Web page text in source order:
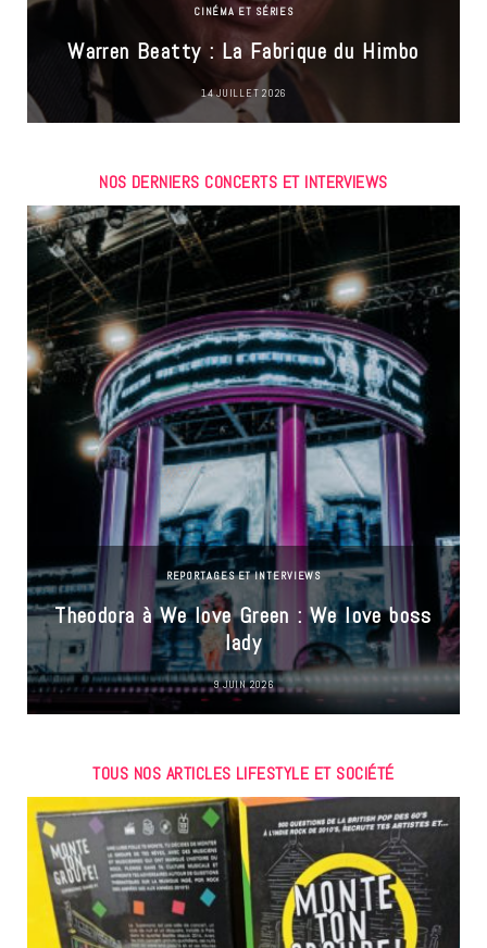
CINÉMA ET SÉRIES
Warren Beatty : La Fabrique du Himbo
14 JUILLET 2026
NOS DERNIERS CONCERTS ET INTERVIEWS
REPORTAGES ET INTERVIEWS
Theodora à We love Green : We love boss
lady
9 JUIN 2026
TOUS NOS ARTICLES LIFESTYLE ET SOCIÉTÉ